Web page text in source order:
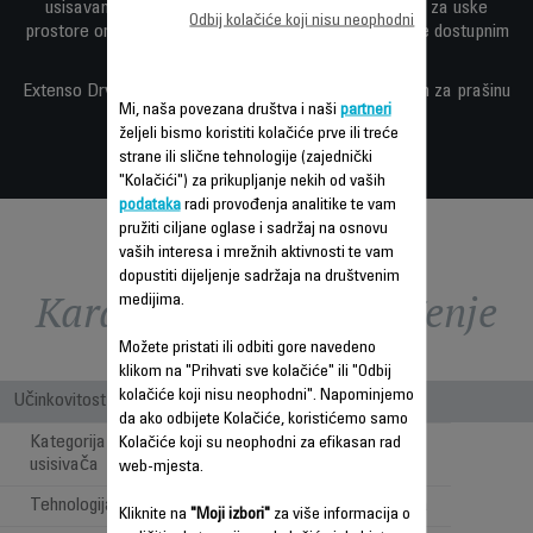
usisavanje posebno udobnim, a integrirani nastavak za uske
prostore omogućava jednostavan pristup čak i najteže dostupnim
Extenso Dry je opremljen stalnim filterom i spremnikom za prašinu
radi lakšeg održavanja.
Karakteristike - Poređenje
Učinkovitost
Kategorija bežičnog ručnog
usisivača
Mokro
Tehnologija Cyclonic Tehnologija
Mi, naša povezana društva i naši partneri
željeli bismo koristiti kolačiće prve ili treće
strane ili slične tehnologije (zajednički
"Kolačići") za prikupljanje nekih od vaših
podatakaradi provođenja analitike te vam
pružiti ciljane oglase i sadržaj na osnovu
vaših interesa i mrežnih aktivnosti te vam
dopustiti dijeljenje sadržaja na društvenim
medijima.
Možete pristati ili odbiti gore navedeno
klikom na "Prihvati sve kolačiće" ili "Odbij
kolačiće koji nisu neophodni". Napominjemo
da ako odbijete Kolačiće, koristićemo samo
Kolačiće koji su neophodni za efikasan rad
web-mjesta.
Kliknite na "Moji izbori"za više informacija o
Odbij kolačiće koji nisu neophodni